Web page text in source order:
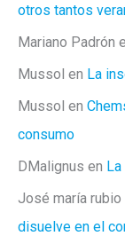
otros tantos
Mariano Padrón
Mussol en La
Mussol en
consumo
DMalignus en
José maría rubio
disuelve en el